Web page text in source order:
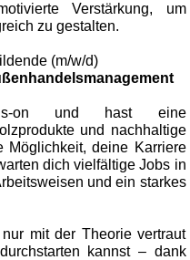
Verstärkung, um
zu gestalten.
(m/w/d)
on und hast eine
und nachhaltige
Möglichkeit, deine Karriere
dich vielfältige Jobs in
und ein starkes
mit der Theorie vertraut
kannst – dank